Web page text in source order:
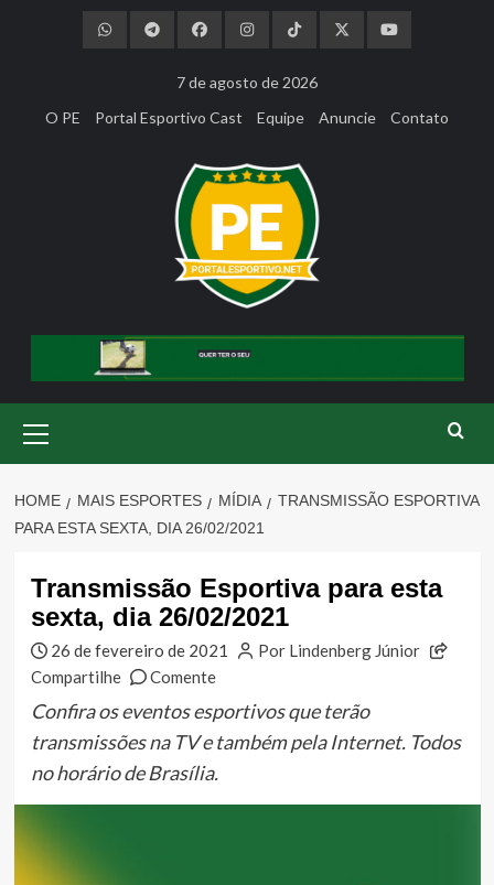
7 de agosto de 2026
O PE
Portal Esportivo Cast Equipe Anuncie Contato
Menu
HOME MAIS ESPORTES MÍDIA
TRANSMISSÃO ESPORTIVA
PARA ESTA SEXTA, DIA 26/02/2021
Transmissão Esportiva para esta
sexta, dia 26/02/2021
26 de fevereiro de 2021
Por Lindenberg Júnior
Compartilhe
Comente
Confira os eventos esportivos que terão
transmissões na TV e também pela Internet. Todos
no horário de Brasília.